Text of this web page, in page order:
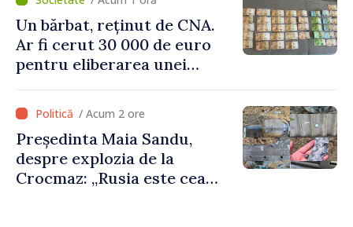
europeană”
Un bărbat, reținut de CNA.
Ar fi cerut 30 000 de euro
pentru eliberarea unei
/ Acum 2 ore
Președinta Maia Sandu,
despre explozia de la
Crocmaz: „Rusia este cea